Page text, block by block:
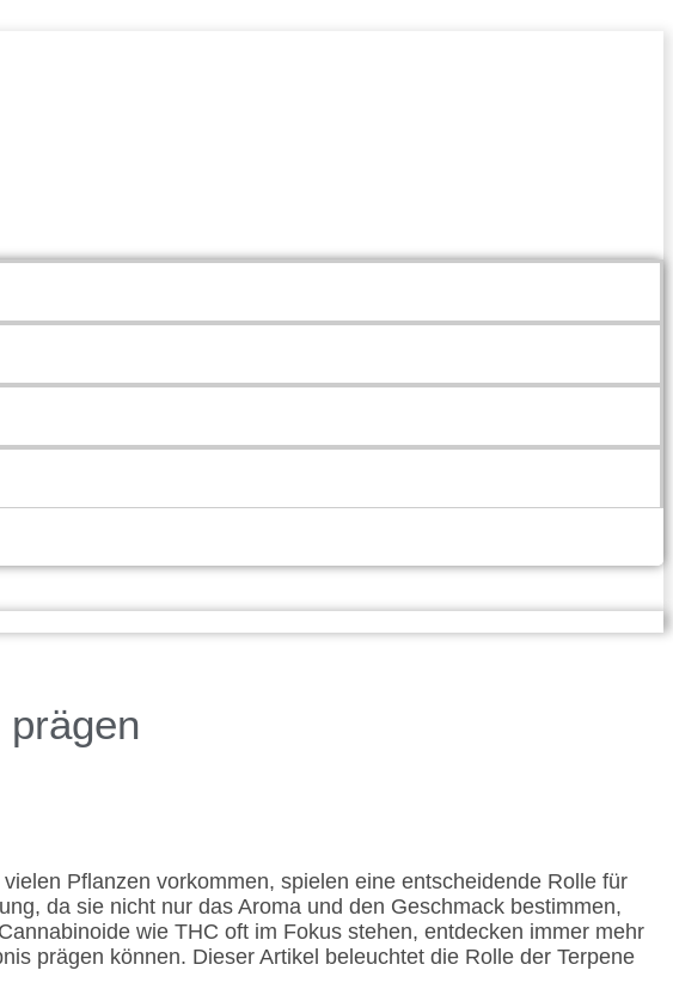
Pflanzen vorkommen, spielen eine entscheidende Rolle für
da sie nicht nur das Aroma und den Geschmack bestimmen,
wie THC oft im Fokus stehen, entdecken immer mehr
prägen können. Dieser Artikel beleuchtet die Rolle der Terpene